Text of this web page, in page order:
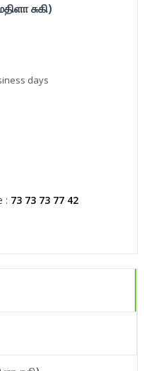
சுகி)
days
: 73 73 73 77 42